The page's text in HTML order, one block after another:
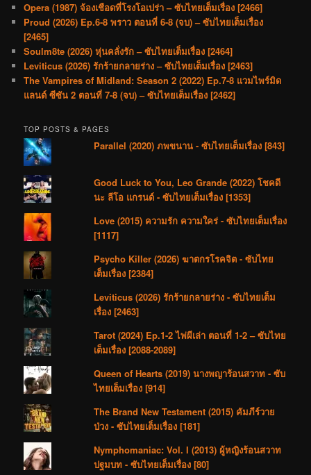
Opera (1987) จ้องเชือดที่โรงโอเปร่า – ซับไทยเต็มเรื่อง [2466]
Proud (2026) Ep.6-8 พราว ตอนที่ 6-8 (จบ) – ซับไทยเต็มเรื่อง
[2465]
Soulm8te (2026) หุ่นคลั่งรัก – ซับไทยเต็มเรื่อง [2464]
Leviticus (2026) รักร้ายกลายร่าง – ซับไทยเต็มเรื่อง [2463]
The Vampires of Midland: Season 2 (2022) Ep.7-8 แวมไพร์มิด
แลนด์ ซีซัน 2 ตอนที่ 7-8 (จบ) – ซับไทยเต็มเรื่อง [2462]
TOP POSTS & PAGES
Parallel (2020) ภพขนาน - ซับไทยเต็มเรื่อง [843]
Good Luck to You, Leo Grande (2022) โชคดี
นะ ลีโอ แกรนด์ - ซับไทยเต็มเรื่อง [1353]
Love (2015) ความรัก ความใคร่ - ซับไทยเต็มเรื่อง
[1117]
Psycho Killer (2026) ฆาตกรโรคจิต - ซับไทย
เต็มเรื่อง [2384]
Leviticus (2026) รักร้ายกลายร่าง - ซับไทยเต็ม
เรื่อง [2463]
Tarot (2024) Ep.1-2 ไพ่ผีเล่า ตอนที่ 1-2 – ซับไทย
เต็มเรื่อง [2088-2089]
Queen of Hearts (2019) นางพญาร้อนสวาท - ซับ
ไทยเต็มเรื่อง [914]
The Brand New Testament (2015) คัมภีร์วาย
ป่วง - ซับไทยเต็มเรื่อง [181]
Nymphomaniac: Vol. I (2013) ผู้หญิงร้อนสวาท
ปฐมบท - ซับไทยเต็มเรื่อง [80]